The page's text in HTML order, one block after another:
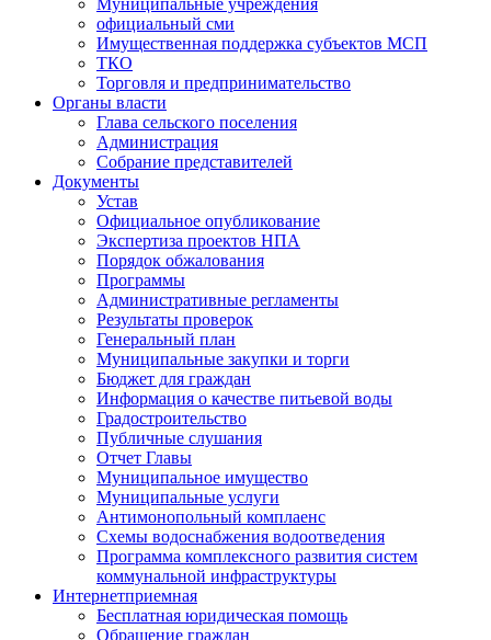
Муниципальные учреждения
официальный сми
Имущественная поддержка субъектов МСП
ТКО
Торговля и предпринимательство
Органы власти
Глава сельского поселения
Администрация
Собрание представителей
Документы
Устав
Официальное опубликование
Экспертиза проектов НПА
Порядок обжалования
Программы
Административные регламенты
Результаты проверок
Генеральный план
Муниципальные закупки и торги
Бюджет для граждан
Информация о качестве питьевой воды
Градостроительство
Публичные слушания
Отчет Главы
Муниципальное имущество
Муниципальные услуги
Антимонопольный комплаенс
Схемы водоснабжения водоотведения
Программа комплексного развития систем
коммунальной инфраструктуры
Интернетприемная
Бесплатная юридическая помощь
Обращение граждан